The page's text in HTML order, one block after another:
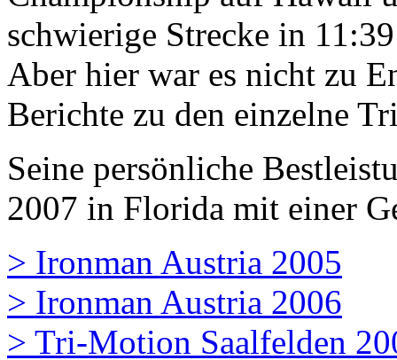
schwierige Strecke in
Aber hier war es nicht zu
Berichte zu den einzelne
Seine persönliche
2007 in Florida mit einer
> Ironman Austria 2005
> Ironman Austria 2006
> Tri-Motion Saalfelden